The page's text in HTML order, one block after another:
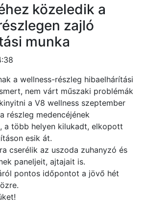
közeledik a
zajló
munka
a wellness-részleg hibaelhárítási
nem várt műszaki problémák
a V8 wellness szeptember
részleg medencéjének
a több helyen kilukadt, elkopott
esik át.
cserélik az uszoda zuhanyzó és
paneljeit, ajtajait is.
pontos időpontot a jövő hét